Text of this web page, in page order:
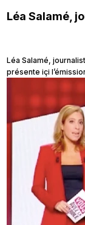
Léa Salamé,
Léa Salamé,
présente içi